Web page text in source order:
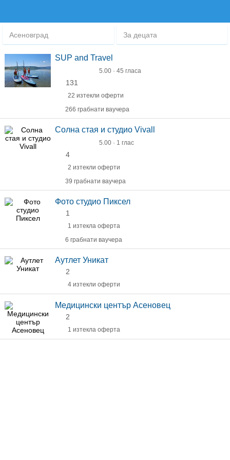
Асеновград За децата
SUP and Travel
5.00 · 45 гласа
131
22 изтекли оферти
266 грабнати ваучера
Солна стая и студио Vivall
5.00 · 1 глас
4
2 изтекли оферти
39 грабнати ваучера
Фото студио Пиксел
1
1 изтекла оферта
6 грабнати ваучера
Аутлет Уникат
2
4 изтекли оферти
Медицински център Асеновец
2
1 изтекла оферта